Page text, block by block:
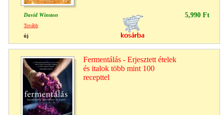
David Winston 5,990 Ft
Tovább
új
Fermentálás - Erjesztett ételek
és italok több mint 100
recepttel